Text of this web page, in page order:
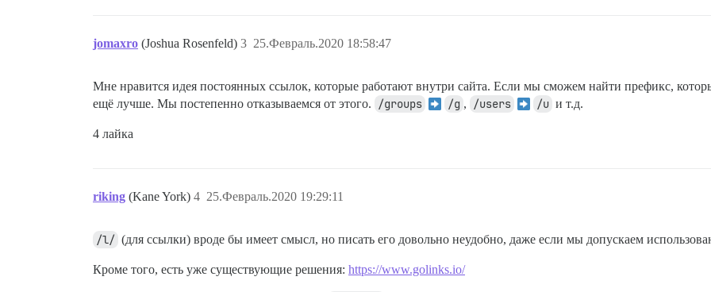
jomaxro (Joshua Rosenfeld) 25.Февраль.2020 18:58:47
3
Мне нравится идея постоянных ссылок, которые работают внутри сайта. Если мы сможем найти префикс,
ещё лучше. Мы постепенно отказываемся от этого.
/groups /g , /users /u и т.д.
4 лайка
riking (Kane York) 25.Февраль.2020 19:29:11
4
/l/ (для ссылки) вроде бы имеет смысл, но писать его довольно неудобно, даже если мы допускаем
Кроме того, есть уже существующие решения: https://www.golinks.io/